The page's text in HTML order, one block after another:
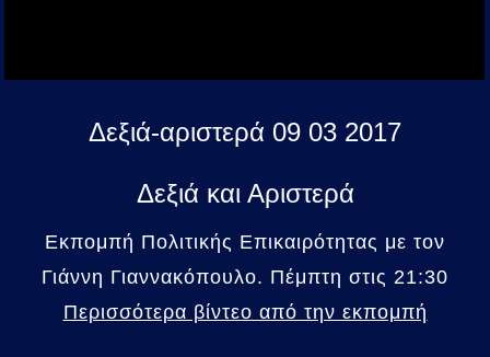
Δεξιά-αριστερά 09 03 2017
Δεξιά και Αριστερά
Εκπομπή Πολιτικής Επικαιρότητας με τον
Γιάννη Γιαννακόπουλο. Πέμπτη στις 21:30
Περισσότερα βίντεο από την εκπομπή